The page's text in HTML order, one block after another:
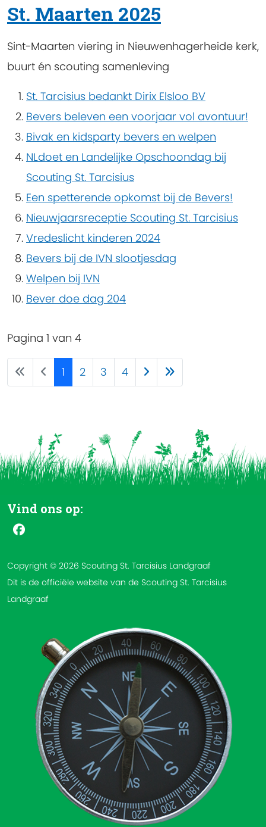
St. Maarten 2025
Sint-Maarten viering in Nieuwenhagerheide kerk,
buurt én scouting samenleving
St. Tarcisius bedankt Dirix Elsloo BV
Bevers beleven een voorjaar vol avontuur!
Bivak en kidsparty bevers en welpen
NLdoet en Landelijke Opschoondag bij
Scouting St. Tarcisius
Een spetterende opkomst bij de Bevers!
Nieuwjaarsreceptie Scouting St. Tarcisius
Vredeslicht kinderen 2024
Bevers bij de IVN slootjesdag
Welpen bij IVN
Bever doe dag 204
Pagina 1 van 4
1 2 3 4
Vind ons op:
Copyright © 2026 Scouting St. Tarcisius Landgraaf
Dit is de officiële website van de Scouting St. Tarcisius
Landgraaf